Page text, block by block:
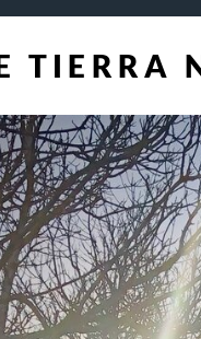
TIERRA